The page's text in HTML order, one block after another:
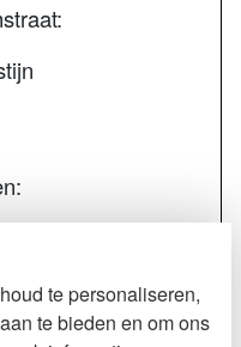
te personaliseren,
te bieden en om ons